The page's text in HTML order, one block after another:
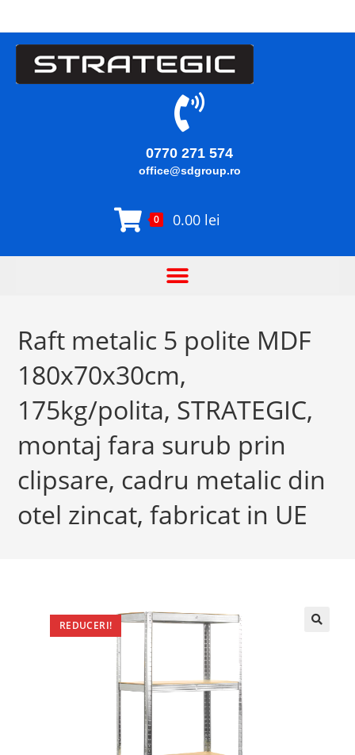
0770 271 574
office@sdgroup.ro
0 0.00 lei
Raft metalic 5 polite MDF
180x70x30cm,
175kg/polita, STRATEGIC,
montaj fara surub prin
clipsare, cadru metalic din
otel zincat, fabricat in UE
REDUCERI!